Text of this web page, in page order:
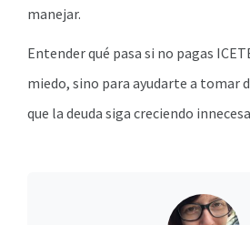
manejar.
Entender qué pasa si no pagas
miedo, sino para ayudarte a tomar
que la deuda siga creciendo